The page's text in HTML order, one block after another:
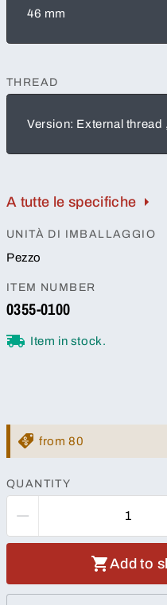
46 mm
THREAD
Version: External thread
A tutte le specifiche
UNITÀ DI IMBALLAGGIO
Pezzo
ITEM NUMBER
0355-0100
Item in stock.
from 80
QUANTITY
Add to